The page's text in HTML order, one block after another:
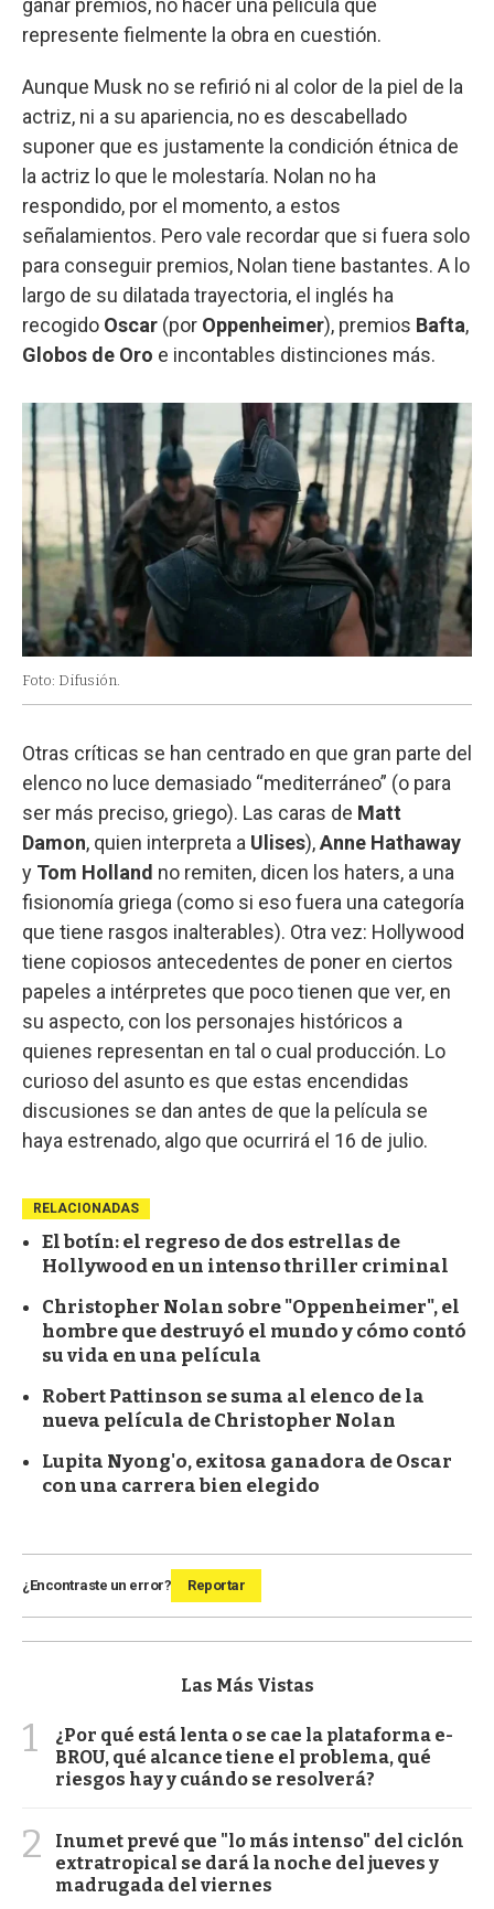
ganar premios, no hacer una película que
represente fielmente la obra en cuestión.
Aunque Musk no se refirió ni al color de la piel de la
actriz, ni a su apariencia, no es descabellado
suponer que es justamente la condición étnica de
la actriz lo que le molestaría. Nolan no ha
respondido, por el momento, a estos
señalamientos. Pero vale recordar que si fuera solo
para conseguir premios, Nolan tiene bastantes. A lo
largo de su dilatada trayectoria, el inglés ha
recogido Oscar (por Oppenheimer), premios Bafta,
Globos de Oro e incontables distinciones más.
Foto: Difusión.
Otras críticas se han centrado en que gran parte del
elenco no luce demasiado “mediterráneo” (o para
ser más preciso, griego). Las caras de Matt
Damon, quien interpreta a Ulises),Anne Hathaway
y Tom Holland no remiten, dicen los haters, a una
fisionomía griega (como si eso fuera una categoría
que tiene rasgos inalterables). Otra vez: Hollywood
tiene copiosos antecedentes de poner en ciertos
papeles a intérpretes que poco tienen que ver, en
su aspecto, con los personajes históricos a
quienes representan en tal o cual producción. Lo
curioso del asunto es que estas encendidas
discusiones se dan antes de que la película se
haya estrenado, algo que ocurrirá el 16 de julio.
RELACIONADAS
El botín: el regreso de dos estrellas de
Hollywood en un intenso thriller criminal
Christopher Nolan sobre "Oppenheimer", el
hombre que destruyó el mundo y cómo contó
su vida en una película
Robert Pattinson se suma al elenco de la
nueva película de Christopher Nolan
Lupita Nyong'o, exitosa ganadora de Oscar
con una carrera bien elegido
¿Encontraste un error? Reportar
Las Más Vistas
1
¿Por qué está lenta o se cae la plataforma e-
BROU, qué alcance tiene el problema, qué
riesgos hay y cuándo se resolverá?
2
Inumet prevé que "lo más intenso" del ciclón
extratropical se dará la noche del jueves y
madrugada del viernes